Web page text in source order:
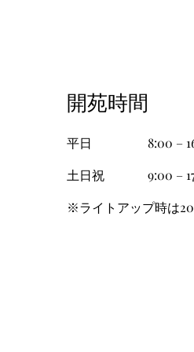
​開苑時間
​平日
8:00 –
土日祝
9:00 –
​※ライトアップ時は